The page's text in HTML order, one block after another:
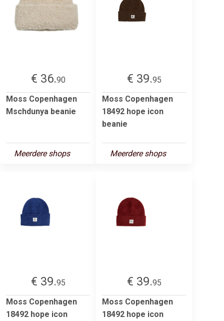
€ 36.90
Moss Copenhagen
Mschdunya beanie
Meerdere shops
€ 39.95
Moss Copenhagen
18492 hope icon
beanie
Meerdere shops
€ 39.95
Moss Copenhagen
18492 hope icon
€ 39.95
Moss Copenhagen
18492 hope icon